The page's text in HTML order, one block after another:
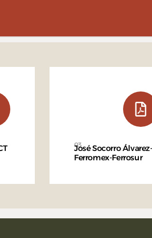
03
José Socorro
Ferromex-Ferrosur